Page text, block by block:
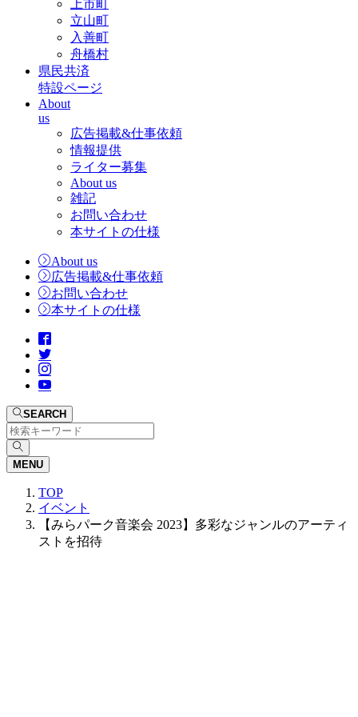
上市町
立山町
入善町
舟橋村
県民共済
特設ページ
About
us
広告掲載&仕事依頼
情報提供
ライター募集
About us
雑記
お問い合わせ
本サイトの仕様
About us
広告掲載&仕事依頼
お問い合わせ
本サイトの仕様
SEARCH
MENU
TOP
イベント
【みらパーク音楽会 2023】多彩なジャンルのアーティ
ストを招待